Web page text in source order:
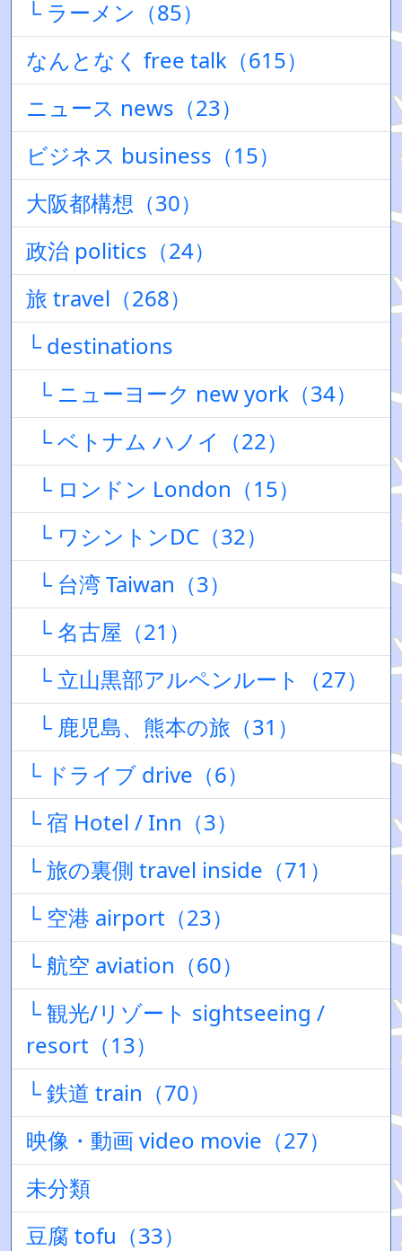
└ ラーメン（85）
なんとなく free talk（615）
ニュース news（23）
ビジネス business（15）
大阪都構想（30）
政治 politics（24）
旅 travel（268）
└ destinations
└ ニューヨーク new york（34）
└ ベトナム ハノイ（22）
└ ロンドン London（15）
└ ワシントンDC（32）
└ 台湾 Taiwan（3）
└ 名古屋（21）
└ 立山黒部アルペンルート（27）
└ 鹿児島、熊本の旅（31）
└ ドライブ drive（6）
└ 宿 Hotel / Inn（3）
└ 旅の裏側 travel inside（71）
└ 空港 airport（23）
└ 航空 aviation（60）
└ 観光/リゾート sightseeing /
resort（13）
└ 鉄道 train（70）
映像・動画 video movie（27）
未分類
豆腐 tofu（33）